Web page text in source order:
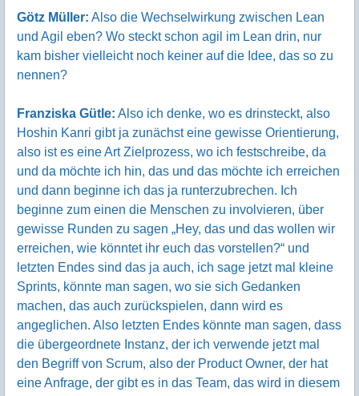
Götz Müller: Also die Wechselwirkung zwischen Lean
und Agil eben? Wo steckt schon agil im Lean drin, nur
kam bisher vielleicht noch keiner auf die Idee, das so zu
nennen?
Franziska Gütle: Also ich denke, wo es drinsteckt, also
Hoshin Kanri gibt ja zunächst eine gewisse Orientierung,
also ist es eine Art Zielprozess, wo ich festschreibe, da
und da möchte ich hin, das und das möchte ich erreichen
und dann beginne ich das ja runterzubrechen. Ich
beginne zum einen die Menschen zu involvieren, über
gewisse Runden zu sagen „Hey, das und das wollen wir
erreichen, wie könntet ihr euch das vorstellen?“ und
letzten Endes sind das ja auch, ich sage jetzt mal kleine
Sprints, könnte man sagen, wo sie sich Gedanken
machen, das auch zurückspielen, dann wird es
angeglichen. Also letzten Endes könnte man sagen, dass
die übergeordnete Instanz, der ich verwende jetzt mal
den Begriff von Scrum, also der Product Owner, der hat
eine Anfrage, der gibt es in das Team, das wird in diesem